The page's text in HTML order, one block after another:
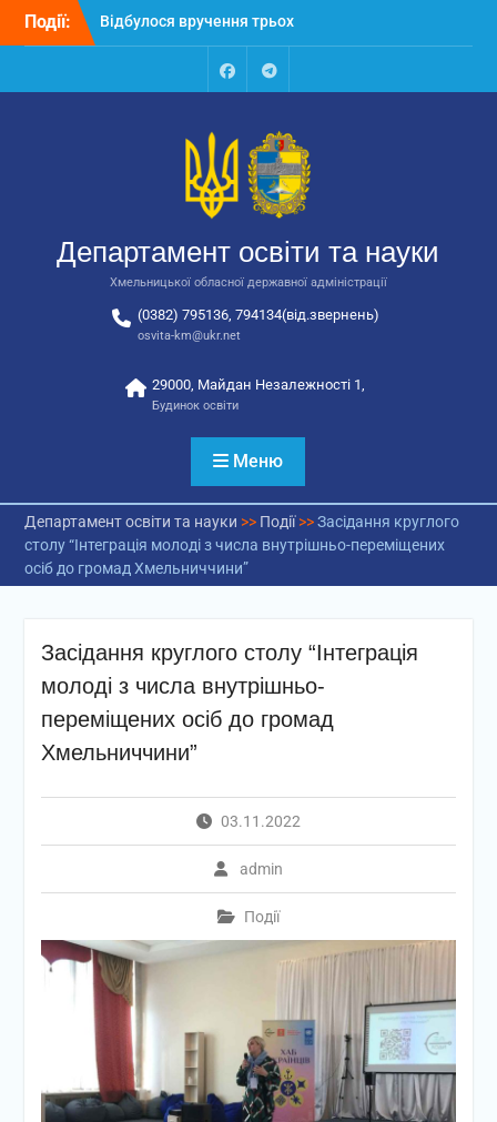
Перейти
Події:
Відбулося вручення трьох
автобусів для потреб
Відбулося засідання
освіти та науки обласної
державної адміністрації
Відбулась обласна
національно-патріотичне
виховання
FacebookTalegram
Департамент освіти та науки
Хмельницької обласної державної адміністрації
(0382) 795136, 794134(від.звернень)
osvita-km@ukr.net
29000, Майдан Незалежності 1,
Будинок освіти
Меню
Департамент освіти та науки >> Події>>Засідання круглого
столу “Інтеграція молоді з числа внутрішньо-переміщених
осіб до громад Хмельниччини”
Засідання круглого столу “Інтеграція
молоді з числа внутрішньо-
переміщених осіб до громад
Хмельниччини”
03.11.2022
admin
Події